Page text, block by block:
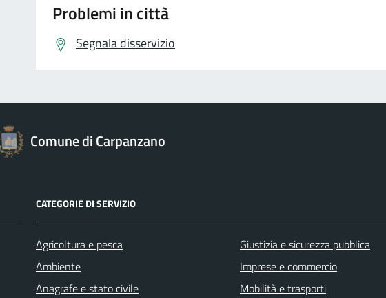
Problemi in città
Segnala disservizio
Comune di Carpanzano
CATEGORIE DI SERVIZIO
Agricoltura e pesca
Ambiente
Anagrafe e stato civile
Giustizia e sicurezza pubblica
Imprese e commercio
Mobilità e trasporti